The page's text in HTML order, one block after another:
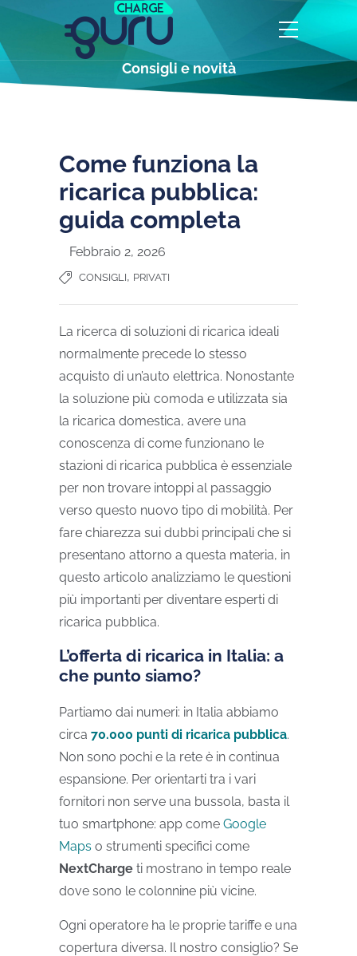
Consigli e novità
Come funziona la
ricarica pubblica:
guida completa
Febbraio 2, 2026
CONSIGLI, PRIVATI
La ricerca di soluzioni di ricarica ideali
normalmente precede lo stesso
acquisto di un’auto elettrica. Nonostante
la soluzione più comoda e utilizzata sia
la ricarica domestica, avere una
conoscenza di come funzionano le
stazioni di ricarica pubblica è essenziale
per non trovare intoppi al passaggio
verso questo nuovo tipo di mobilità. Per
fare chiarezza sui dubbi principali che si
presentano attorno a questa materia, in
questo articolo analizziamo le questioni
più importanti per diventare esperti di
ricarica pubblica.
L’offerta di ricarica in Italia: a
che punto siamo?
Partiamo dai numeri: in Italia abbiamo
circa 70.000 punti di ricarica pubblica.
Non sono pochi e la rete è in continua
espansione. Per orientarti tra i vari
fornitori non serve una bussola, basta il
tuo smartphone: app come Google
Maps o strumenti specifici come
NextCharge ti mostrano in tempo reale
dove sono le colonnine più vicine.
Ogni operatore ha le proprie tariffe e una
copertura diversa. Il nostro consiglio? Se